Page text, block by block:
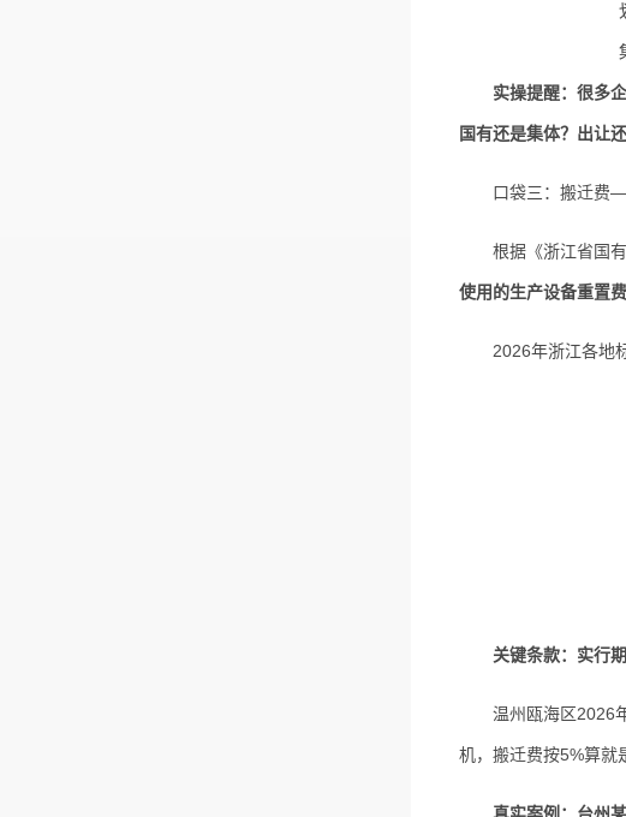
实操提醒：很多
国有还是集体？出让
口袋三：搬迁费
根据《浙江省国有
使用的生产设备重置费
2026年浙江各地标
关键条款：实行
温州瓯海区2026年
机，搬迁费按5%算就